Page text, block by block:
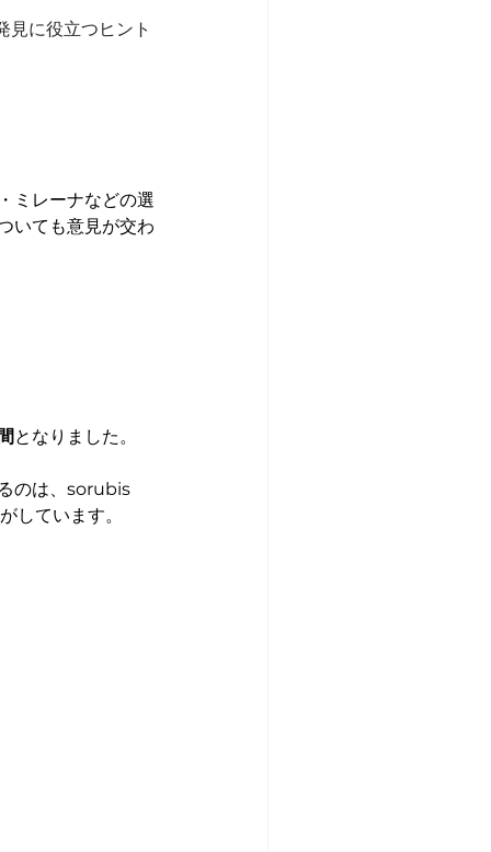
見に役立つヒント
ミレーナなどの選
いても意見が交わ
となりました。
のは、sorubis
しています。